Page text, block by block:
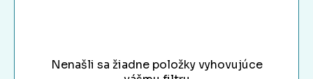
Nenašli sa žiadne položky vyhovujúce